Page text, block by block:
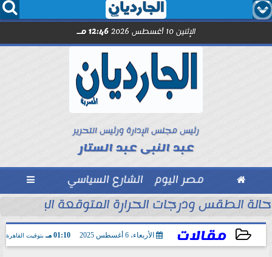
  
الإثنين 10 أغسطس 2026 12:46 مـ
رئيس مجلس الإدارة ورئيس التحرير
عبد النبى عبد الستار
 مصر اليوم الشارع السياسي 
حالة الطقس ودرجات الحرارة المتوقعة اليوم الإثنين 10 أغسطس
مقالات الأربعاء، 6 أغسطس 2025 01:10 مـ بتوقيت القاهرة